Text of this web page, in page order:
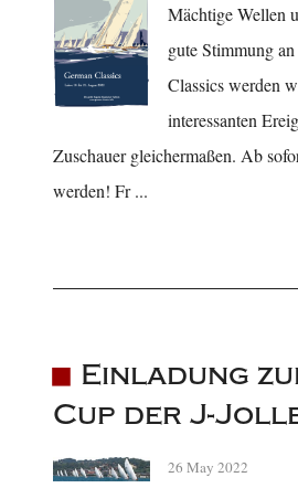
Mächtige Wellen
gute Stimmung
Classics werden
interessanten
Zuschauer gleichermaßen. Ab
werden! Fr ...
Einladung
Cup der J-
26 May 2022